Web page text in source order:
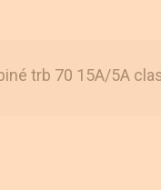
trb 70 15A/5A